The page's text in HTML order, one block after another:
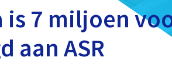
is 7 miljoen
aan ASR